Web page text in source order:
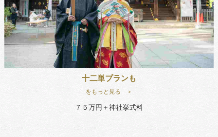
十二単プランも
をもっと見る ＞
７５万円＋神社挙式料